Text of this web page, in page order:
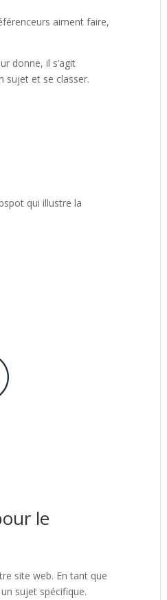
aiment faire,
donne, il s’agit
sujet et se classer.
qui illustre la
le
site web. En tant que
sujet spécifique.